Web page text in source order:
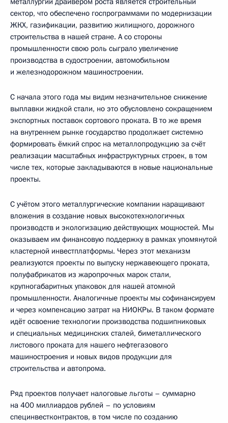
сектор, что обеспечено госпрограммами по модернизации
ЖКХ, газификации, развитию жилищного, дорожного
строительства в нашей стране. А со стороны
промышленности свою роль сыграло увеличение
производства в судостроении, автомобильном
и железнодорожном машиностроении.
С начала этого года мы видим незначительное снижение
выплавки жидкой стали, но это обусловлено сокращением
экспортных поставок сортового проката. В то же время
на внутреннем рынке государство продолжает системно
формировать ёмкий спрос на металлопродукцию за счёт
реализации масштабных инфраструктурных строек, в том
числе тех, которые закладываются в новые национальные
проекты.
С учётом этого металлургические компании наращивают
вложения в создание новых высокотехнологичных
производств и экологизацию действующих мощностей. Мы
оказываем им финансовую поддержку в рамках упомянутой
кластерной инвестплатформы. Через этот механизм
реализуются проекты по выпуску нержавеющего проката,
полуфабрикатов из жаропрочных марок стали,
крупногабаритных упаковок для нашей атомной
промышленности. Аналогичные проекты мы софинансируем
и через компенсацию затрат на НИОКРы. В таком формате
идёт освоение технологии производства подшипниковых
и специальных медицинских сталей, биметаллического
листового проката для нашего нефтегазового
машиностроения и новых видов продукции для
строительства и автопрома.
Ряд проектов получает налоговые льготы – суммарно
на 400 миллиардов рублей – по условиям
специнвестконтрактов, в том числе по созданию